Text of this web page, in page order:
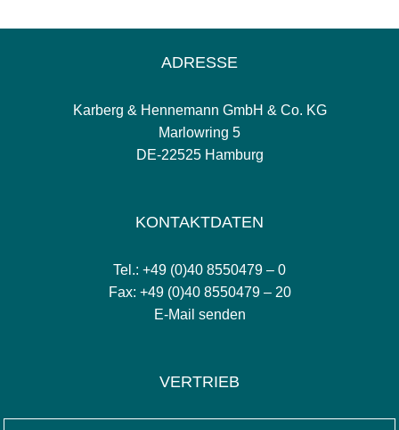
ADRESSE
Karberg & Hennemann GmbH & Co. KG
Marlowring 5
DE-22525 Hamburg
KONTAKTDATEN
Tel.: +49 (0)40 8550479 – 0
Fax: +49 (0)40 8550479 – 20
E-Mail senden
VERTRIEB